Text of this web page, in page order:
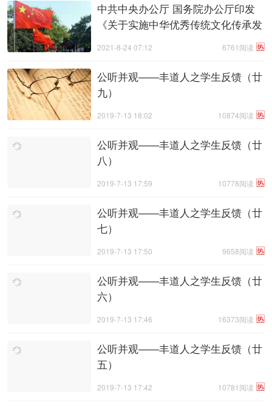
中共中央办公厅 国务院办公厅印发
《关于实施中华优秀传统文化传承发
热
6761阅读
2021-8-24 07:12
公听并观——丰道人之学生反馈（廿
九）
热
10874阅读
2019-7-13 18:02
公听并观——丰道人之学生反馈（廿
八）
热
10778阅读
2019-7-13 17:59
​公听并观——丰道人之学生反馈（廿
七）
热
9658阅读
2019-7-13 17:50
​公听并观——丰道人之学生反馈（廿
六）
热
16373阅读
2019-7-13 17:46
​公听并观——丰道人之学生反馈（廿
五）
热
10781阅读
2019-7-13 17:42